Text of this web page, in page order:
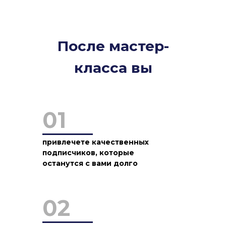
После мастер-
класса вы
привлечете качественных
подписчиков, которые
останутся с вами долго
01
02